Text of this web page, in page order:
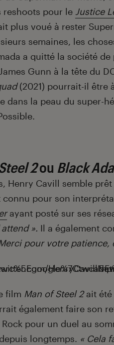
reshoots pour le Justice
plus voué à rester
semaines, les
a quitté la société
Gunn à la tête du
(2021) pourrait-il être
dans la peau du super-
2ou Black
Henry Cavill semble
connu pour son
ayant posté sur ses
». Il a également
pour votre patience,
https://twitter.com/HenryCavillNews/status/
film Man of Steel 2ait été
également faire son
Rock pour un duel au
longtemps. « Cela